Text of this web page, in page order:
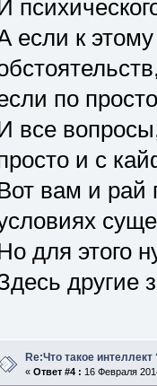
если к
по
все
и с
вам и
для этого
другие
Re:Что такое интеллект
« Ответ #4 : 16 Февраля